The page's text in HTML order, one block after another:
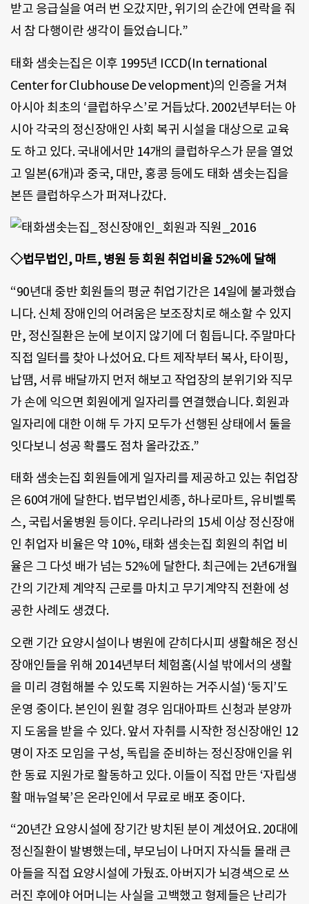
받고 응급실을 여러 번 오갔지만, 위기의 순간에 연락을 줘
서 참 다행이란 생각이 들었습니다.”
태화 샘솟는집은 이후 1995년 ICCD(In ternational
Center for Clubhouse De velopment)의 인증을 거쳐
아시아 최초의 ‘클럽하우스’로 거듭났다. 2002년부터는 아
시아 각국의 정신장애인 사회 복귀 시설을 대상으로 교육
도 하고 있다. 국내에서만 14개의 클럽하우스가 문을 열었
고 일본(6개)과 중국, 대만, 홍콩 등에도 태화 샘솟는집을
본뜬 클럽하우스가 퍼져나갔다.
◇법무법인, 마트, 병원 등 회원 취업비율 52%에 달해
“90년대 중반 회원들의 평균 취업기간은 14일에 불과했습
니다. 신체 장애인의 어려움은 보조장치로 해소할 수 있지
만, 정신질환은 눈에 보이지 않기에 더 힘듭니다. 주말마다
직접 일터를 찾아 나섰어요. 다트 제작부터 복사, 타이핑,
납땜, 서류 배달까지 먼저 해보고 작업장의 분위기와 직무
가 손에 익으면 회원에게 일자리를 연결했습니다. 회원과
일자리에 대한 이해 두 가지 모두가 선행된 상태에서 둘을
잇다보니 성공 확률도 점차 올라갔죠.”
태화 샘솟는집 회원들에게 일자리를 제공하고 있는 취업장
은 60여개에 달한다. 법무법인세종, 하나로마트, 유비벨록
스, 국립서울병원 등이다. 우리나라의 15세 이상 정신장애
인 취업자 비율은 약 10%, 태화 샘솟는집 회원의 취업 비
율은 그 다섯 배가 넘는 52%에 달한다. 최근에는 2년6개월
간의 기간제 계약직 근로를 마치고 무기계약직 전환에 성
공한 사례도 생겼다.
오랜 기간 요양시설이나 병원에 갇히다시피 생활해온 정신
장애인들을 위해 2014년부터 체험홈(시설 밖에서의 생활
을 미리 경험해볼 수 있도록 지원하는 거주시설) ‘둥지’도
운영 중이다. 본인이 원할 경우 임대아파트 신청과 분양까
지 도움을 받을 수 있다. 앞서 자취를 시작한 정신장애인 12
명이 자조 모임을 구성, 독립을 준비하는 정신장애인을 위
한 동료 지원가로 활동하고 있다. 이들이 직접 만든 ‘자립생
활 매뉴얼북’은 온라인에서 무료로 배포 중이다.
“20년간 요양시설에 장기간 방치된 분이 계셨어요. 20대에
정신질환이 발병했는데, 부모님이 나머지 자식들 몰래 큰
아들을 직접 요양시설에 가뒀죠. 아버지가 뇌경색으로 쓰
러진 후에야 어머니는 사실을 고백했고 형제들은 난리가